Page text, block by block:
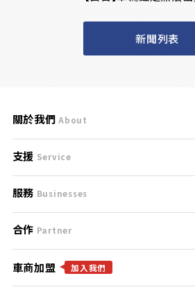
新聞列表
關於我們 About
刊登規範
服務條款
免責聲明
隱私權政策
支援 Service
支援中心
聯絡我們
服務 Businesses
什麼是Goo鑑定？
找好車
合作 Partner
合作夥伴
車商加盟 加入我們